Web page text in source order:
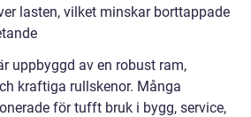
lasten, vilket minskar borttappade
uppbyggd av en robust ram,
kraftiga rullskenor. Många
för tufft bruk i bygg, service,